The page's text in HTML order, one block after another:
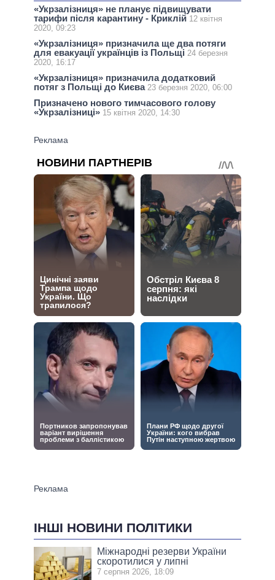
«Укрзалізниця» не планує підвищувати
тарифи після карантину - Криклій 12 квітня
2020, 09:23
«Укрзалізниця» призначила ще два потяги
для евакуації українців із Польщі 24 березня
2020, 16:17
«Укрзалізниця» призначила додатковий
потяг з Польщі до Києва 23 березня 2020, 06:00
Призначено нового тимчасового голову
«Укрзалізниці» 15 квітня 2020, 14:30
ІНШІ НОВИНИ ПОЛІТИКИ
Міжнародні резерви України
скоротилися у липні
7 серпня 2026, 18:09